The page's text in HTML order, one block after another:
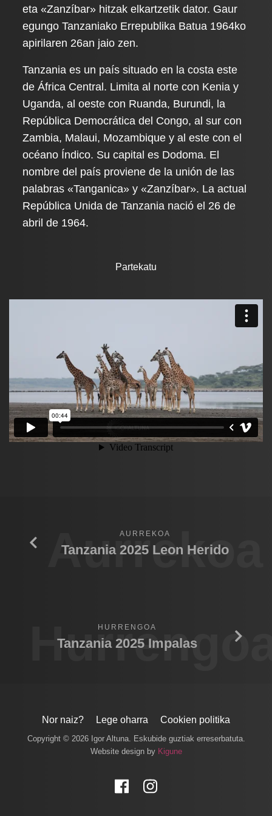
eta «Zanzíbar» hitzak elkartzetik dator. Gaur
egungo Tanzaniako Errepublika Batua 1964ko
apirilaren 26an jaio zen.
Tanzania es un país situado en la costa este
de África Central. Limita al norte con Kenia y
Uganda, al oeste con Ruanda, Burundi, la
República Democrática del Congo, al sur con
Zambia, Malaui, Mozambique y al este con el
océano Índico. Su capital es Dodoma. El
nombre del país proviene de la unión de las
palabras «Tanganica» y «Zanzíbar». La actual
República Unida de Tanzania nació el 26 de
abril de 1964.
Partekatu
Aurrekoa
AURREKOA
Tanzania 2025 Leon Herido
HURRENGOA
Tanzania 2025 Impalas
Nor naiz? Lege oharra Cookien politika
Copyright © 2026 Igor Altuna. Eskubide guztiak erreserbatuta.
Website design by Kigune
Facebook
Instagram